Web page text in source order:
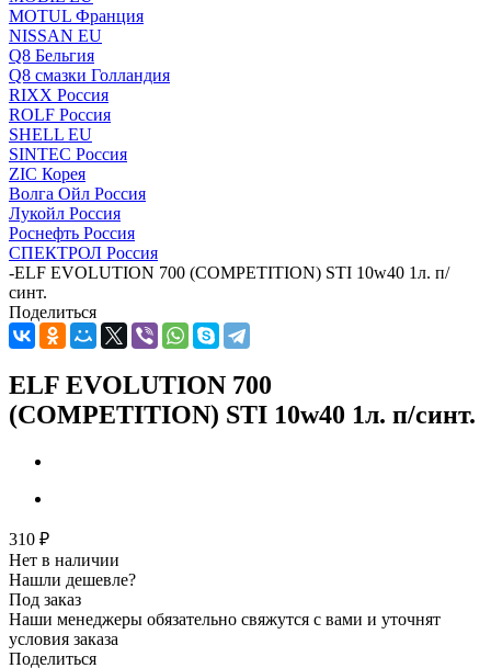
MOTUL Франция
NISSAN EU
Q8 Бельгия
Q8 смазки Голландия
RIXX Россия
ROLF Россия
SHELL EU
SINTEC Россия
ZIC Корея
Волга Ойл Россия
Лукойл Россия
Роснефть Россия
СПЕКТРОЛ Россия
-ELF EVOLUTION 700 (COMPETITION) STI 10w40 1л. п/
синт.
Поделиться
ELF EVOLUTION 700
(COMPETITION) STI 10w40 1л. п/синт.
310 ₽
Нет в наличии
Нашли дешевле?
Под заказ
Наши менеджеры обязательно свяжутся с вами и уточнят
условия заказа
Поделиться